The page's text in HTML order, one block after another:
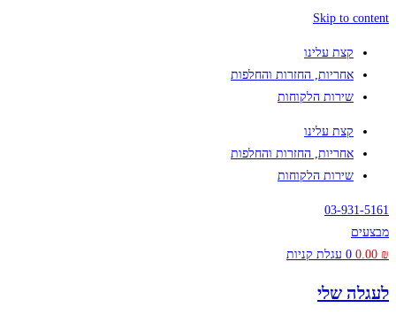
Skip to content
קצת עלינו
אחריות, החזרות והחלפות
שירות הלקוחות
קצת עלינו
אחריות, החזרות והחלפות
שירות הלקוחות
03-931-5161
מבצעים
0.00 ₪
0 עגלת קניות
לעגלה שלי